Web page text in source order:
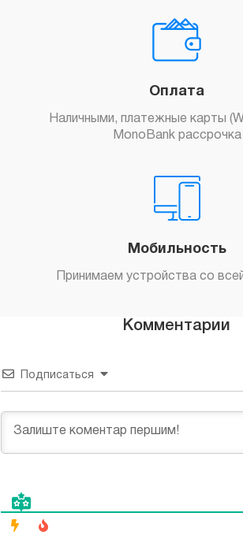
Оплата
Наличными, платежные карты
MonoBank рассрочка
Мобильность
Принимаем устройства со
Комментарии
Подписаться